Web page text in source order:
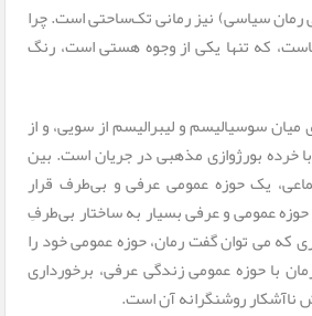
رمان سیاسی) نیز رمانی تک‌ساحتی است. چرا
که تنها یکی از وجوه هستی است، رنگ
سوسیالیسم و لیبرالیسم از سویی، و از
خرده بورژوازی مذهبی در جریان است. بین
یک حوزه‌ عمومی عرفی و بی‌طرف قرار
عمومی و عرفی بسیار به ساختار بی‌طرفِ
که می توان گفت رمان، حوزه‌ عمومی خود را
با حوزه‌ عمومی زندگی عرفی، برخورداری
ناآشکار روشنگرانه‌ آن است.